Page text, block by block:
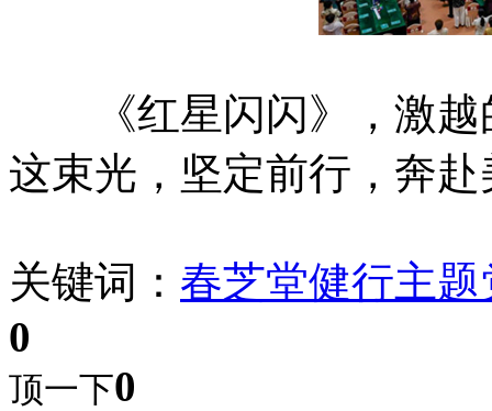
《红星闪闪》，激越
这束光，坚定前行，奔
关键词： 春芝堂健行主
0
顶一下0